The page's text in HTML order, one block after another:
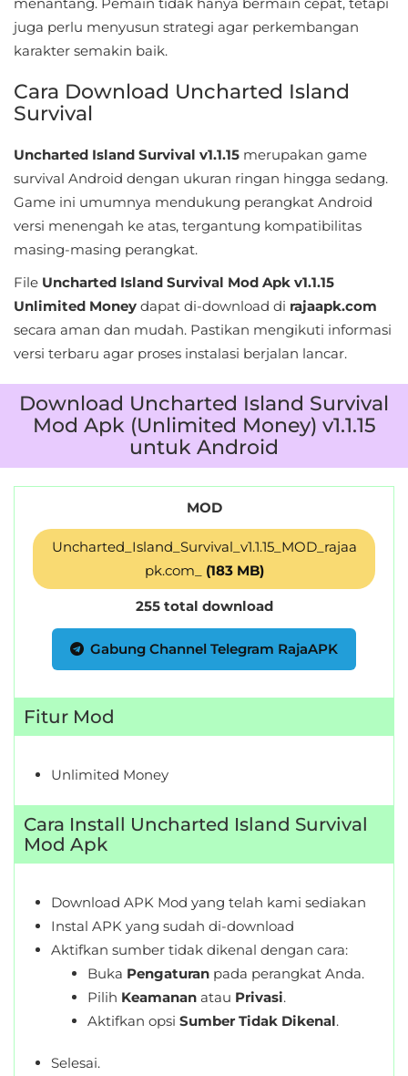
Local
Video
Players
Weather
Rekomendasi
juga perlu menyusun strategi agar perkembangan
karakter semakin baik.
Cara Download Uncharted Island
Survival
Uncharted Island Survival v1.1.15 merupakan game
survival Android dengan ukuran ringan hingga sedang.
Game ini umumnya mendukung perangkat Android
versi menengah ke atas, tergantung kompatibilitas
masing-masing perangkat.
File Uncharted Island Survival Mod Apk v1.1.15
Unlimited Money dapat di-download di rajaapk.com
secara aman dan mudah. Pastikan mengikuti informasi
versi terbaru agar proses instalasi berjalan lancar.
Download Uncharted Island Survival
Mod Apk (Unlimited Money) v1.1.15
untuk Android
MOD
Uncharted_Island_Survival_v1.1.15_MOD_rajaa
pk.com_ (183 MB)
255 total download
Gabung Channel Telegram RajaAPK
Fitur Mod
Unlimited Money
Cara Install Uncharted Island Survival
Mod Apk
Download APK Mod yang telah kami sediakan
Instal APK yang sudah di-download
Aktifkan sumber tidak dikenal dengan cara:
Buka Pengaturan pada perangkat Anda.
Pilih Keamanan atau Privasi.
Aktifkan opsi Sumber Tidak Dikenal.
Selesai.